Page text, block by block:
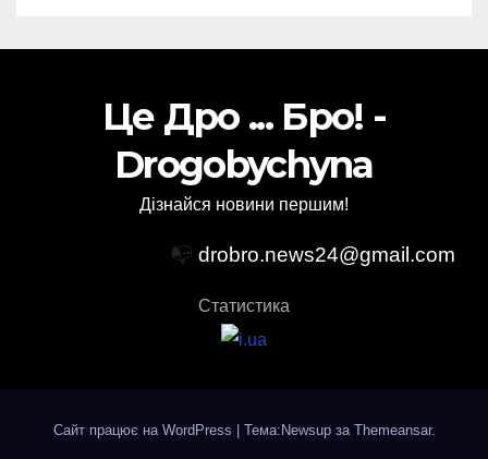
Це Дро ... Бро! -
Drogobychyna
Дізнайся новини першим!
📭 drobro.news24@gmail.com
Статистика
Сайт працює на WordPress | Тема:Newsup за Themeansar.